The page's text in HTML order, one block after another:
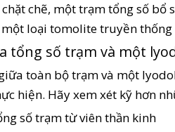
chẽ, một trạm tổng số bổ
loại tomolite truyền thống
tổng số trạm và một
toàn bộ trạm và một
hiện. Hãy xem xét kỹ hơn
số trạm từ viên thần kinh